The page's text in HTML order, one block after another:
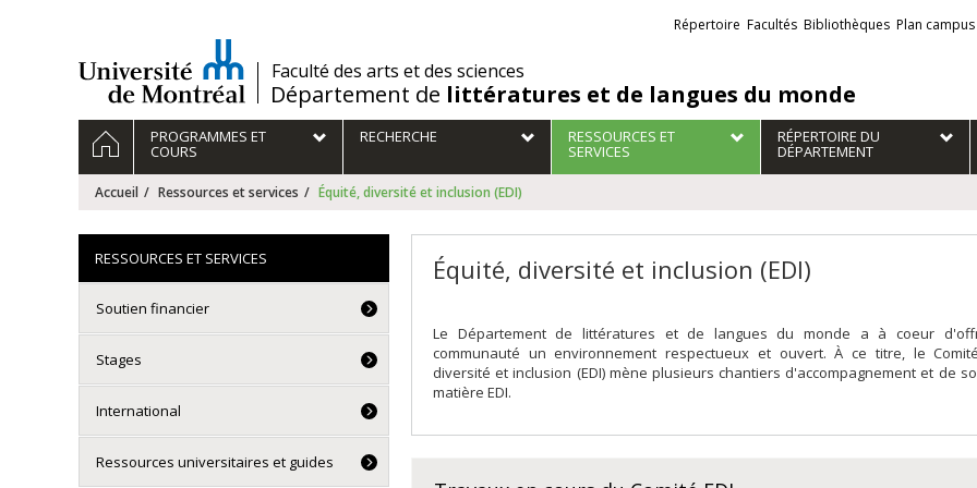
/Faculté des arts et des sciences
Département de littératures et de langues du monde
Liens
externes
Répertoire Facultés Bibliothèques Plan campus
Navigation
principale
ACCUEILPROGRAMMES ET
COURS
RECHERCHE RESSOURCES ET
SERVICES
RÉPERTOIRE DU
DÉPARTEMENT
Accueil Ressources et services Équité, diversité et inclusion (EDI)
Équité, diversité et inclusion (EDI)
Le Département de littératures et de langues du monde a à coeur
communauté un environnement respectueux et ouvert. À ce titre, le
diversité et inclusion (EDI) mène plusieurs chantiers d'accompagnement et de
matière EDI.
RESSOURCES ET SERVICES
Soutien financier
Stages
International
Ressources universitaires et guides